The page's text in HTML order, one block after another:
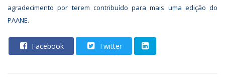
agradecimento por terem contribuído para mais uma edição do
PAANE.
Facebook Twitter